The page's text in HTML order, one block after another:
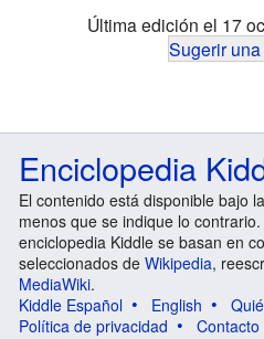
Última edición el 17
Sugerir
Enciclopedia
El contenido está disponible bajo
menos que se indique lo
enciclopedia Kiddle se basan en
seleccionados de Wikipedia,
MediaWiki.
Kiddle Español
English
Política de privacidad
Contacto